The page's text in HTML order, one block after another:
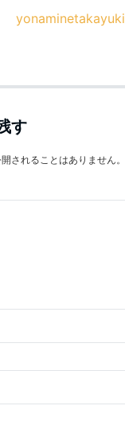
yonaminetakayuki
す
されることはありません。